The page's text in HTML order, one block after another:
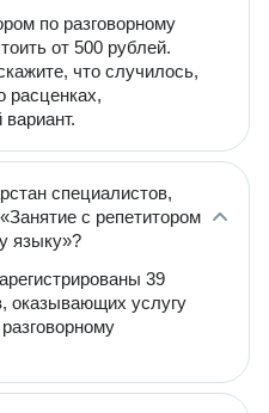
по разговорному
от 500 рублей.
что случилось,
расценках,
специалистов,
с репетитором
языку»?
39
оказывающих услугу